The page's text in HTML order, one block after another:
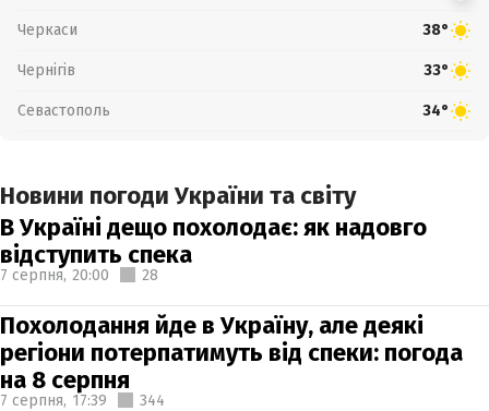
Черкаси 38°
Чернігів 33°
Севастополь 34°
Новини погоди України та світу
В Україні дещо похолодає: як надовго
відступить спека
7 серпня, 20:00 28
Похолодання йде в Україну, але деякі
регіони потерпатимуть від спеки: погода
на 8 серпня
7 серпня, 17:39 344